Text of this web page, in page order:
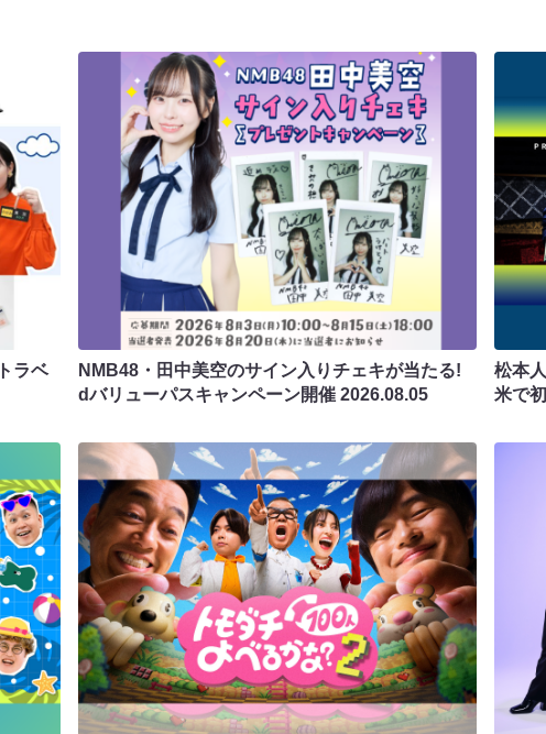
ラベ
NMB48・田中美空のサイン入りチェキが当たる!
dバリューパスキャンペーン開催2026.08.05
松本
米で